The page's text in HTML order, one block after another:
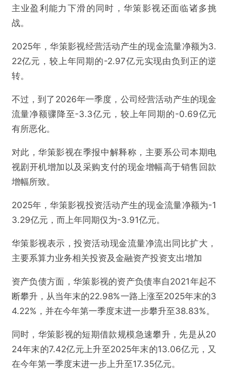
主业盈利能力下滑的同时，华策影视还面临诸多挑
战。
2025年，华策影视经营活动产生的现金流量净额为3.
22亿元，较上年同期的-2.97亿元实现由负到正的逆
转。
不过，到了2026年一季度，公司经营活动产生的现金
流量净额骤降至-3.3亿元，较上年同期的-0.69亿元
有所恶化。
对此，华策影视在季报中解释称，主要系公司本期电
视剧开机增加以及采购支付的现金增幅高于销售回款
增幅所致。
2025年，华策影视投资活动产生的现金流量净额为-1
3.29亿元，而上年同期仅为-3.91亿元。
华策影视表示，投资活动现金流量净流出同比扩大，
主要系算力业务相关投资及金融资产投资支出增加
资产负债方面，华策影视的资产负债率自2021年起不
断攀升，从当年末的22.98%一路上涨至2025年末的3
4.22%，并在今年第一季度末进一步攀升至38.83%。
同时，华策影视的短期借款规模急速攀升，先是从20
24年末的7.42亿元上升至2025年末的13.06亿元，又
在今年第一季度末进一步上升至17.35亿元。